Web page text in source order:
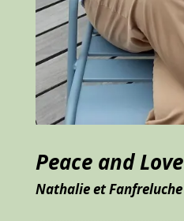
Peace and Love
Nathalie et Fanfreluche